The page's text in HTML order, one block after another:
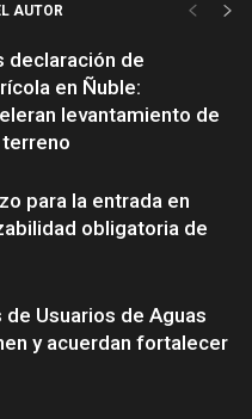
AUTOR
declaración de
en Ñuble:
levantamiento de
para la entrada en
obligatoria de
Usuarios de Aguas
y acuerdan fortalecer